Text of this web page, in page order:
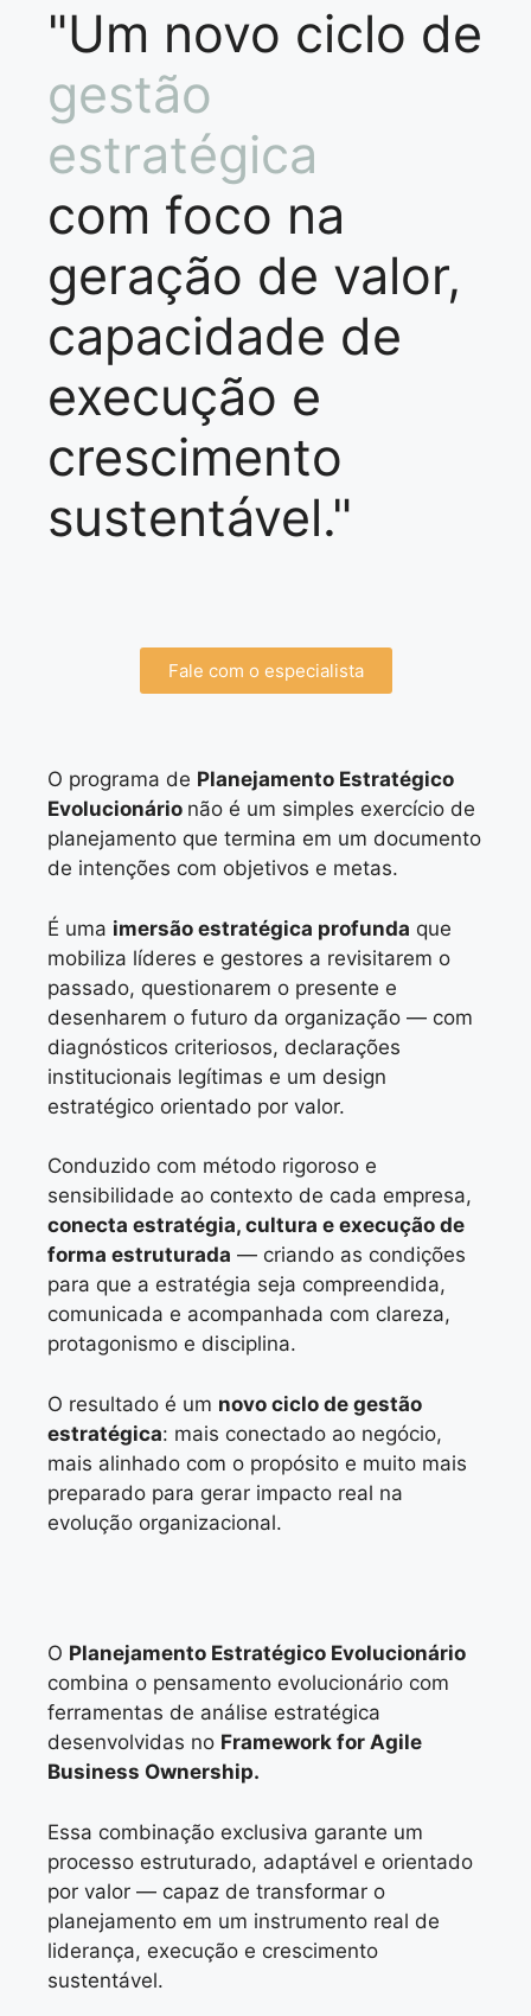
"Um novo ciclo de
gestão
estratégica
com foco na
geração de valor,
capacidade de
execução e
crescimento
sustentável."
Fale com o especialista
O programa de Planejamento Estratégico
Evolucionário não é um simples exercício de
planejamento que termina em um documento
de intenções com objetivos e metas.
É uma imersão estratégica profunda que
mobiliza líderes e gestores a revisitarem o
passado, questionarem o presente e
desenharem o futuro da organização — com
diagnósticos criteriosos, declarações
institucionais legítimas e um design
estratégico orientado por valor.
Conduzido com método rigoroso e
sensibilidade ao contexto de cada empresa,
conecta estratégia, cultura e execução de
forma estruturada — criando as condições
para que a estratégia seja compreendida,
comunicada e acompanhada com clareza,
protagonismo e disciplina.
O resultado é um novo ciclo de gestão
estratégica: mais conectado ao negócio,
mais alinhado com o propósito e muito mais
preparado para gerar impacto real na
evolução organizacional.
O Planejamento Estratégico Evolucionário
combina o pensamento evolucionário com
ferramentas de análise estratégica
desenvolvidas no Framework for Agile
Business Ownership.
Essa combinação exclusiva garante um
processo estruturado, adaptável e orientado
por valor — capaz de transformar o
planejamento em um instrumento real de
liderança, execução e crescimento
sustentável.